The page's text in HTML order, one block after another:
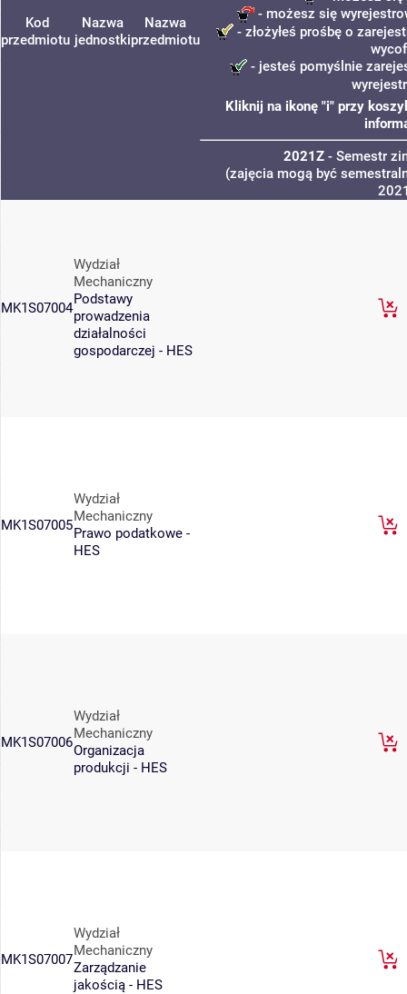
Kod
przedmiotu
Nazwa
jednostki
Nazwa
przedmiotu
- możesz się
- złożyłeś prośbę o
- jesteś pomyślnie
Kliknij na ikonę "i" przy
2021Z - Semestr
(zajęcia mogą być
MK1S07004
Wydział
Mechaniczny
Podstawy
prowadzenia
działalności
gospodarczej - HES
MK1S07005
Wydział
Mechaniczny
Prawo podatkowe -
HES
MK1S07006
Wydział
Mechaniczny
Organizacja
produkcji - HES
MK1S07007
Wydział
Mechaniczny
Zarządzanie
jakością - HES